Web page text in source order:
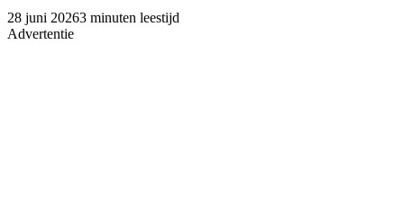
28 juni 20263 minuten leestijd
Advertentie